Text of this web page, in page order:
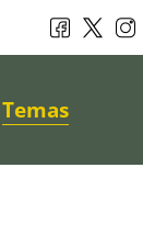
Temas